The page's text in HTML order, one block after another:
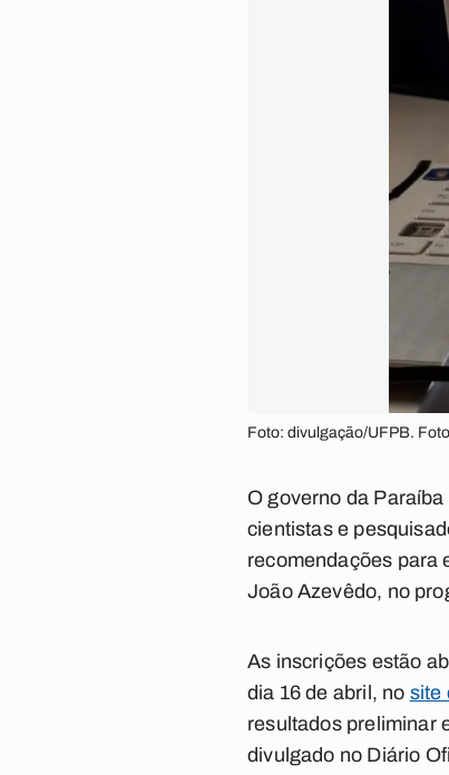
Foto: divulgação/UFPB.
O governo da
cientistas e
recomendações para
João Azevêdo, no
As inscrições estão
dia 16 de abril, no site
resultados preliminar
divulgado no Diário